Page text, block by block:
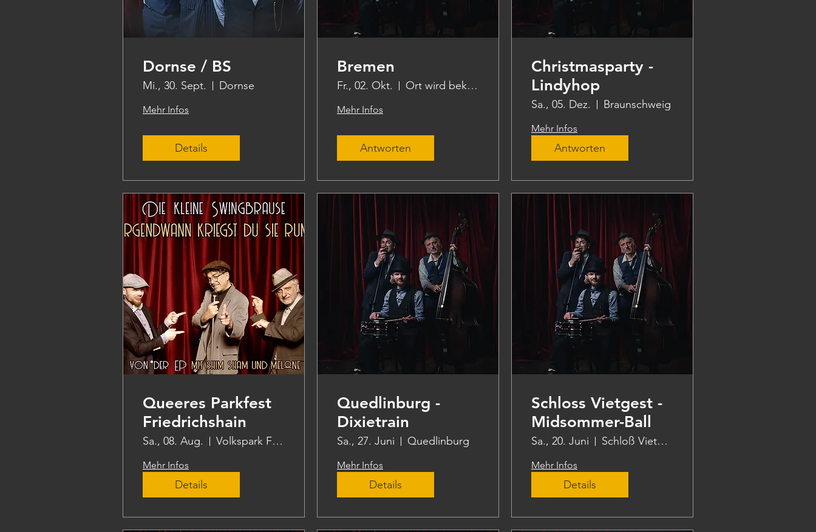
Dornse / BS
Mi., 30. Sept. Dornse
Mehr Infos
Details
Bremen
Fr., 02. Okt. Ort wird bekanntgegeben
Mehr Infos
Antworten
Christmasparty -
Lindyhop
Sa., 05. Dez. Braunschweig
Mehr Infos
Antworten
Queeres Parkfest
Friedrichshain
Sa., 08. Aug. Volkspark Friedrichshain
Mehr Infos
Details
Quedlinburg -
Dixietrain
Sa., 27. Juni Quedlinburg
Mehr Infos
Details
Schloss Vietgest -
Midsommer-Ball
Sa., 20. Juni Schloß Vietgest
Mehr Infos
Details